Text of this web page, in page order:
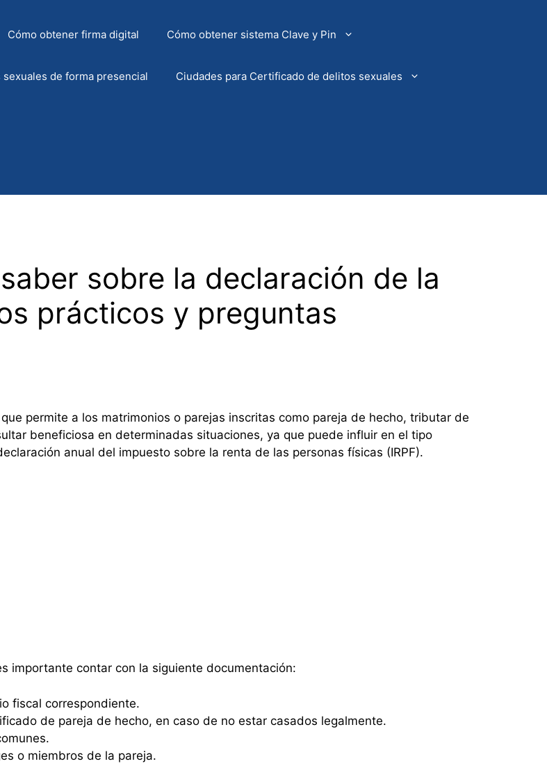
Cómo obtener firma digital Cómo obtener sistema Clave y Pin
de forma presencial Ciudades para Certificado de delitos sexuales
sobre la declaración de la
prácticos y preguntas
permite a los matrimonios o parejas inscritas como pareja de hecho, tributar de
beneficiosa en determinadas situaciones, ya que puede influir en el tipo
anual del impuesto sobre la renta de las personas físicas (IRPF).
importante contar con la siguiente documentación:
fiscal correspondiente.
de pareja de hecho, en caso de no estar casados legalmente.
o miembros de la pareja.